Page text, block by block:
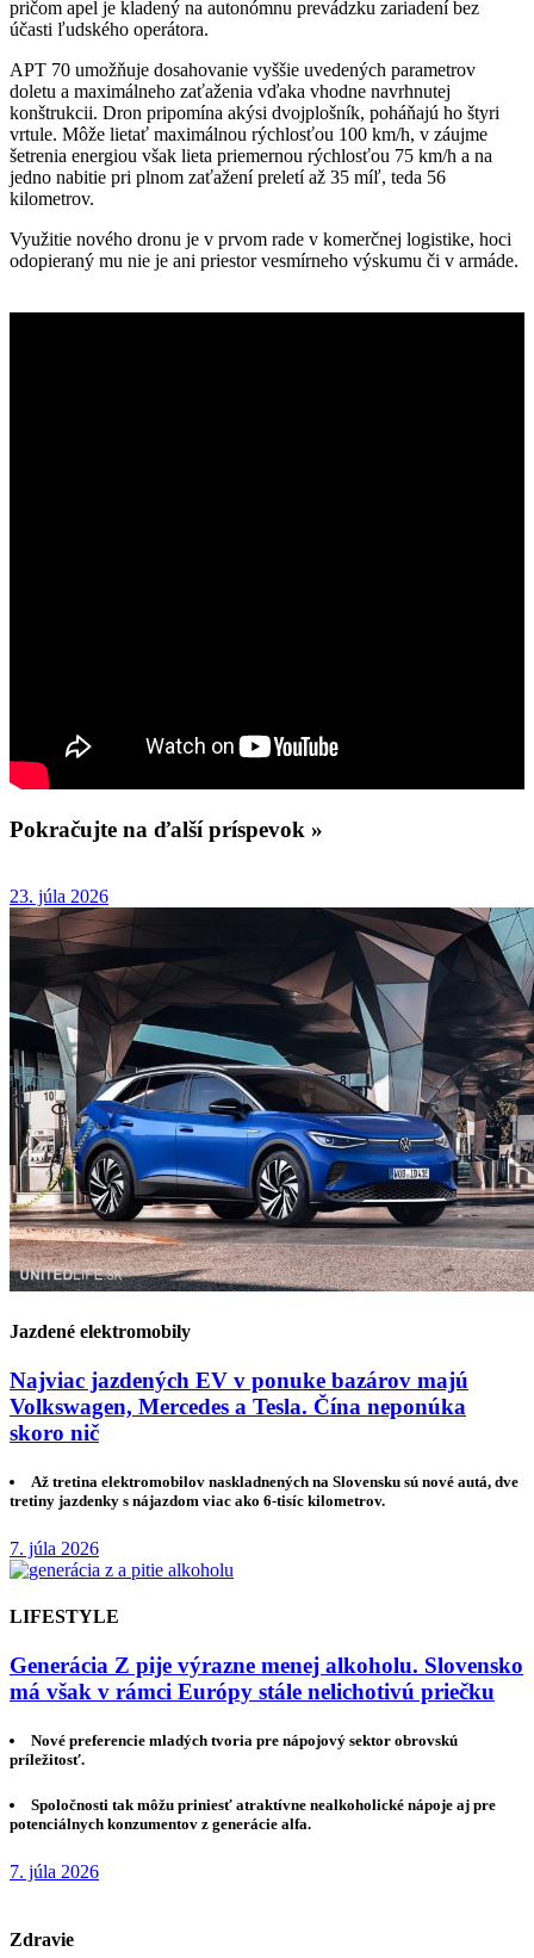
pričom apel je kladený na autonómnu prevádzku zariadení bez
účasti ľudského operátora.
APT 70 umožňuje dosahovanie vyššie uvedených parametrov
doletu a maximálneho zaťaženia vďaka vhodne navrhnutej
konštrukcii. Dron pripomína akýsi dvojplošník, poháňajú ho štyri
vrtule. Môže lietať maximálnou rýchlosťou 100 km/h, v záujme
šetrenia energiou však lieta priemernou rýchlosťou 75 km/h a na
jedno nabitie pri plnom zaťažení preletí až 35 míľ, teda 56
kilometrov.
Využitie nového dronu je v prvom rade v komerčnej logistike, hoci
odopieraný mu nie je ani priestor vesmírneho výskumu či v armáde.
Pokračujte na ďalší príspevok »
23. júla 2026
Jazdené elektromobily
Najviac jazdených EV v ponuke bazárov majú
Volkswagen, Mercedes a Tesla. Čína neponúka
skoro nič
Až tretina elektromobilov naskladnených na Slovensku sú nové autá, dve
tretiny jazdenky s nájazdom viac ako 6-tisíc kilometrov.
7. júla 2026
LIFESTYLE
Generácia Z pije výrazne menej alkoholu. Slovensko
má však v rámci Európy stále nelichotivú priečku
Nové preferencie mladých tvoria pre nápojový sektor obrovskú
príležitosť.
Spoločnosti tak môžu priniesť atraktívne nealkoholické nápoje aj pre
potenciálnych konzumentov z generácie alfa.
7. júla 2026
Zdravie